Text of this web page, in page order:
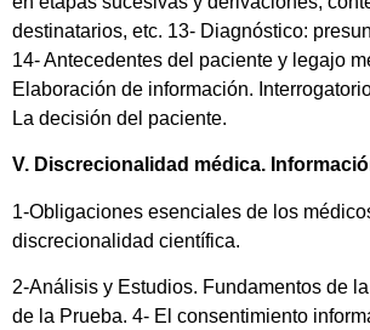
destinatarios, etc. 13- Diagnóstico:
14- Antecedentes del paciente y legajo
Elaboración de información.
La decisión del paciente.
V. Discrecionalidad médica.
1-Obligaciones esenciales de los
discrecionalidad científica.
2-Análisis y Estudios. Fundamentos de
de la Prueba. 4- El consentimiento